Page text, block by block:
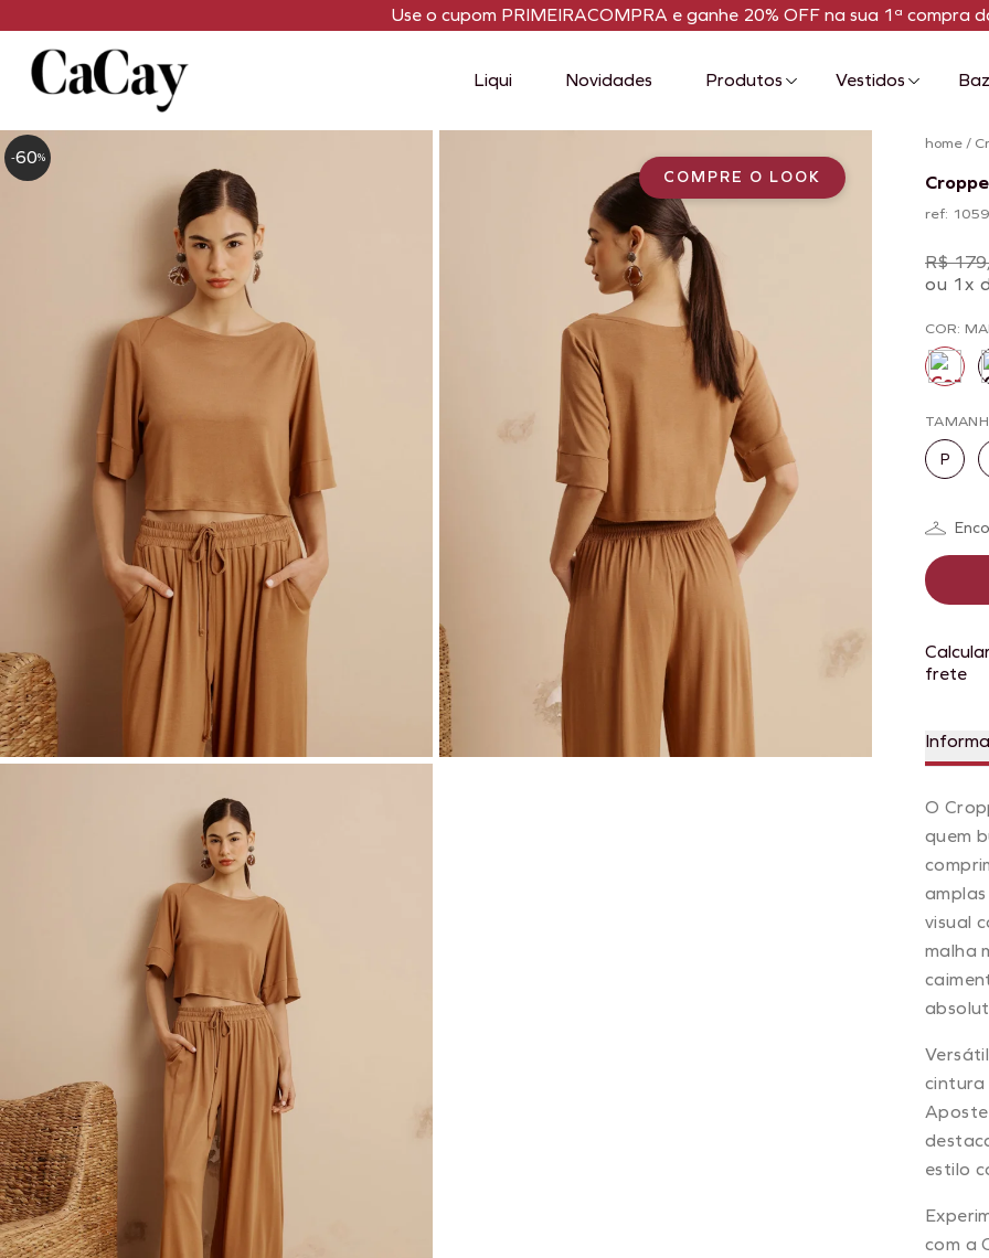
Use o cupom PRIMEIRACOMPRA e ganhe 20% OFF na sua 1ª compra
Liqui Novidades Produtos Vestidos
-60%
COMPRE O LOOK
home/
ref:
R$
ou 1x
COR:
P
frete
O
quem
visual
malha
Aposte
estilo
com a